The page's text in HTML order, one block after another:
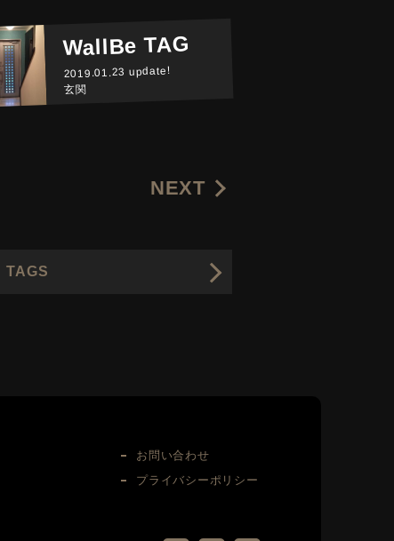
WallBe TAG
2019.01.23 update!
玄関
NEXT
TAGS
お問い合わせ
プライバシーポリシー